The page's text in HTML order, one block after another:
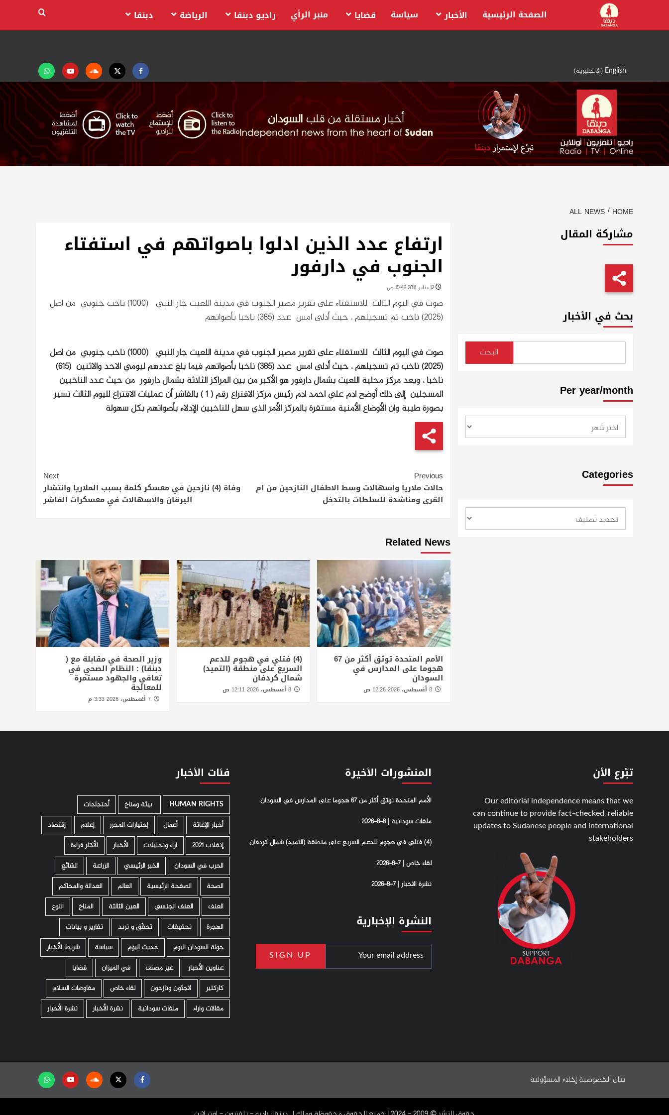
content
English
(الإنجليزية)
Facebook
Twitter
Soundcloud
Youtubeتابعنا
على
واتساب
الصفحة الرئيسية الأخبار سياسة قضايا منبر الرأي راديو دبنقا الرياضة دبنقا
HOME
ALL NEWS
ارتفاع عدد الذين ادلوا باصواتهم في استفتاء
الجنوب في دارفور
12 يناير، 2011 10:48 ص
صوت في اليوم الثالث للاستفتاء على تقرير مصير الجنوب في مدينة اللعيت جار النبي (1000) ناخب جنوبي من اصل
(2025) ناخب تم تسجيلهم ، حيث أدلى امس عدد (385) ناخبا بأصواتهم
صوت في اليوم الثالث للاستفتاء على تقرير مصير الجنوب في مدينة اللعيت جار النبي (1000) ناخب جنوبي من اصل
(2025) ناخب تم تسجيلهم ، حيث أدلى امس عدد (385) ناخبا بأصواتهم
فيما بلغ عددهم ليومي الاحد والاثنين (615)
ناخبا ، ويعد مركز محلية اللعيت بشمال دارفور هو الأكبر من بين المراكز الثلاثة بشمال دارفور من حيث عدد الناخبين
المسجلين إلى ذلك أوضح ادم علي احمد ادم رئيس مركز الاقتراع رقم ( 1 ) بالفاشر أن عمليات الاقتراع لليوم الثالث تسير
بصورة طيبة وان الأوضاع الأمنية مستقرة بالمركز الأمر الذي سهل للناخبين الإدلاء بأصواتهم بكل سهولة
Continue
Reading
Previous
حالات ملاريا واسهالات وسط الاطفال النازحين من ام
القرى ومناشدة للسلطات بالتدخل
Next
وفاة (4) نازحين في معسكر كلمة بسبب الملاريا وانتشار
اليرقان والاسهالات في معسكرات الفاشر
Related News
الأمم المتحدة توثق أكثر من 67
هجوما على المدارس في
السودان
8 أغسطس، 2026 12:26 ص
(4) فتلي في هجوم للدعم
السريع على منطقة (التميد)
شمال كردفان
وزير الصحة في مقابلة مع (
دبنقا) : النظام الصحي في
تعافي والجهود مستمرة
للمعالجة
7 أغسطس، 2026 3:33 م
مشاركة المقال
بحث في الأخبار
البحث
Per year/month
Categories
تبّرع الأن
Our editorial independence means that we
can continue to provide fact-checked, reliable
updates to Sudanese people and international
stakeholders.
المنشورات الأخيرة
الأمم المتحدة توثق أكثر من 67 هجوما على المدارس في السودان
ملفات سودانية | 8-8-2026
(4) فتلي في هجوم للدعم السريع على منطقة (التميد) شمال كردفان
لقاء خاص | 7-8-2026
نشرة الاخبار | 7-8-2026
النشرة الإخبارية
فئات الأخبار
HUMAN RIGHTS ­ بيئة ومناخ
أحتجاجات
أخبار الإغاثة
أعمال إختيارات المحرر إعلام
إقتصاد
إنقلاب 2021
اراء وتحليلات الأخبار
الأكثر قراءة
الحرب في السودان
الخبر الرئيسي الزراعة
الشائع
الصحة
الصفحة الرئيسية العالم
العدالة والمحاكم
العنف
العنف الجنسي العين الثالثة المناخ
النوع
الهجرة
تحقيقات تحقّق و ترند
تقارير و بيانات
جولة السودان اليوم
حديث اليوم سياسة
شريط الأخبار
عناوين الأخبار
غير مصنف في الميزان
قضايا
كاركتير
لاجئون ونازحون لقاء خاص
مفاوضات السلام
مقالات واراء
ملفات سودانية نشرة الأخبار نشرة الأخبار
بيان الخصوصيةإخلاء المسؤولية Facebook
Twitter
Soundcloud
Youtubeتابعنا